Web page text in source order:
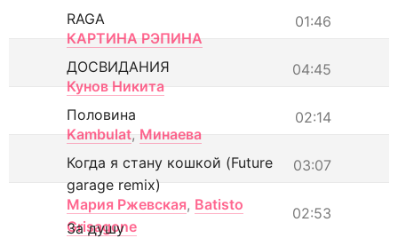
01:46
RAGA
КАРТИНА РЭПИНА
04:45
ДОСВИДАНИЯ
Кунов Никита
02:14
Половина
Kambulat, Минаева
03:07
Когда я стану кошкой (Future
garage remix)
Мария Ржевская, Batisto
Grisagone
02:53
За душу